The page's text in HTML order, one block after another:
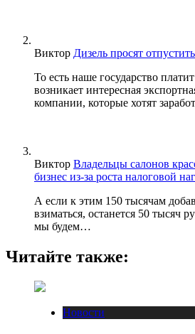
Виктор Дизель просят
То есть наше государство
возникает интересная
компании, которые хотят
Виктор Владельцы салонов
бизнес из-за роста налоговой
А если к этим 150 тысячам
взиматься, останется 50 тысяч
мы будем…
Читайте также:
Новости